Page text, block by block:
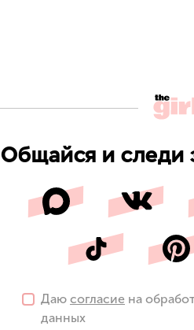
Общайся и следи
Даю согласие на
данных